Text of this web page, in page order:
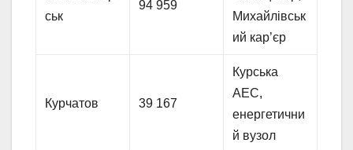
ськ
94 959
Михайлівськ
ий кар’єр
Курчатов 39 167
Курська
АЕС,
енергетични
й вузол